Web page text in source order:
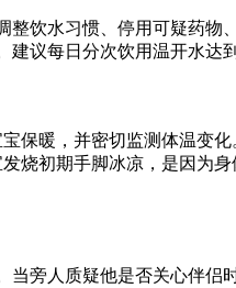
饮水习惯、停用可疑药
每日分次饮用温开水达
暖，并密切监测体温变
烧初期手脚冰凉，是因为
旁人质疑他是否关心伴